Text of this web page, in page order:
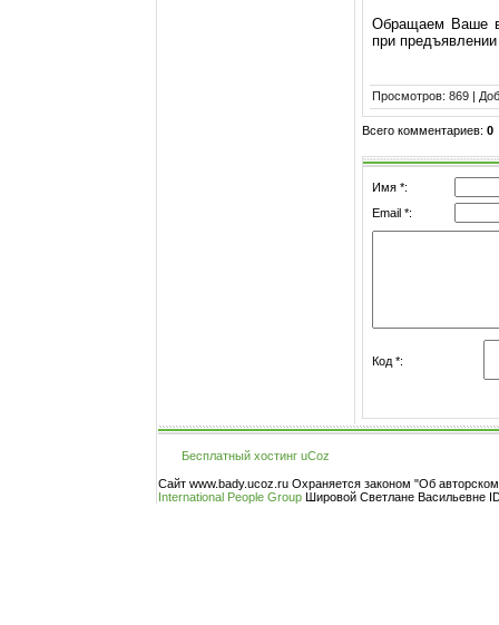
Обращаем Ваше
при
Просмотров: 869 |
Всего комментариев: 0
Имя *:
Email *:
Код *:
Бесплатный хостинг uCoz
Сайт www.bady.ucoz.ru Охраняется законом "Об
International People Group Шировой Светлане Васильевне